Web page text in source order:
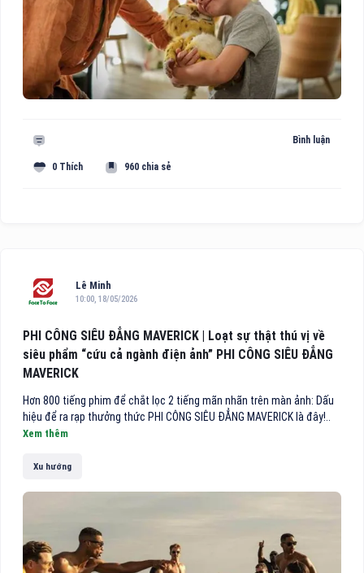
Bình luận
0 Thích 960 chia sẻ
Lê Minh
10:00, 18/05/2026
PHI CÔNG SIÊU ĐẲNG MAVERICK | Loạt sự thật thú vị về
siêu phẩm “cứu cả ngành điện ảnh” PHI CÔNG SIÊU ĐẲNG
MAVERICK
Hơn 800 tiếng phim để chắt lọc 2 tiếng mãn nhãn trên màn ảnh: Dấu
hiệu để ra rạp thưởng thức PHI CÔNG SIÊU ĐẲNG MAVERICK là đây!..
Xem thêm
Xu hướng